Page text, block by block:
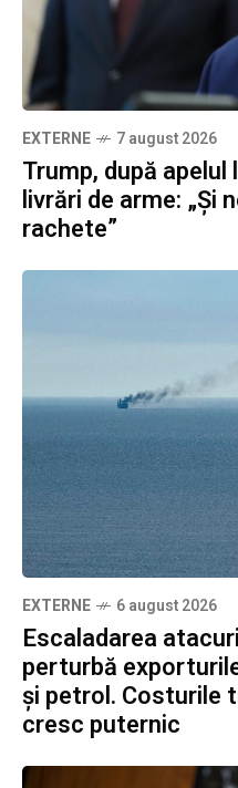
EXTERNE 7 august 2026
Trump, după
livrări de arme: „Și
rachete”
EXTERNE 6 august 2026
Escaladarea
perturbă
și petrol. Costurile
cresc puternic